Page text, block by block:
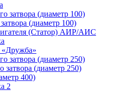
затвора (диаметр 100)
(диаметр 100)
(Статор) АИР/АИС
затвора (диаметр 250)
затвора (диаметр 250)
400)
2